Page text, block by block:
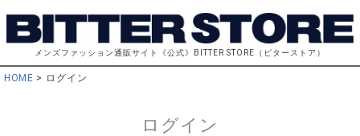
メンズファッション通販サイト《公式》BITTER STORE（ビターストア）
HOME ログイン
ログイン